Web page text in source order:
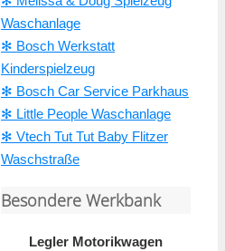
Waschanlage
✻ Bosch Werkstatt
Kinderspielzeug
✻ Bosch Car Service Parkhaus
✻ Little People Waschanlage
✻ Vtech Tut Tut Baby Flitzer
Waschstraße
Besondere Werkbank
Legler Motorikwagen